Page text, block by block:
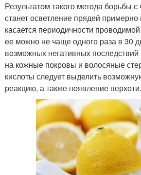
Результатом такого метода борьбы
станет осветление прядей
касается периодичности
ее можно не чаще одного раза в 30
возможных негативных последствий
на кожные покровы и волосяные
кислоты следует выделить
реакцию, а также появление перхоти.